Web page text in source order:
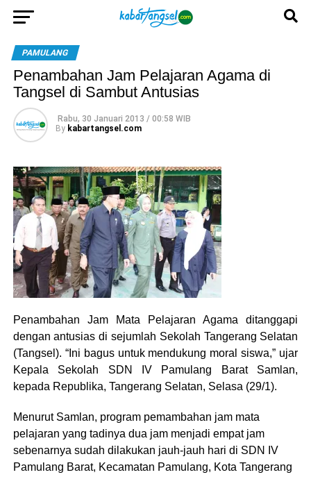
PAMULANG
Penambahan Jam Pelajaran Agama di
Tangsel di Sambut Antusias
Rabu, 30 Januari 2013 / 00:58 WIB
By kabartangsel.com
Penambahan Jam Mata Pelajaran Agama ditanggapi
dengan antusias di sejumlah Sekolah Tangerang Selatan
(Tangsel). “Ini bagus untuk mendukung moral siswa,” ujar
Kepala Sekolah SDN IV Pamulang Barat Samlan,
kepada Republika, Tangerang Selatan, Selasa (29/1).
Menurut Samlan, program pemambahan jam mata
pelajaran yang tadinya dua jam menjadi empat jam
sebenarnya sudah dilakukan jauh-jauh hari di SDN IV
Pamulang Barat, Kecamatan Pamulang, Kota Tangerang